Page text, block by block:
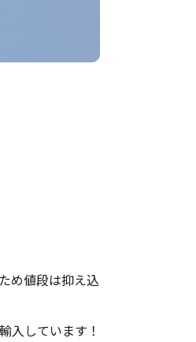
め値段は抑え込
入しています！